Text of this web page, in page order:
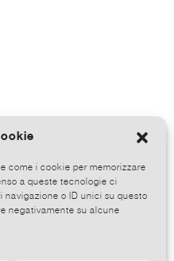
come i cookie per memorizzare
a queste tecnologie ci
o ID unici su questo
negativamente su alcune